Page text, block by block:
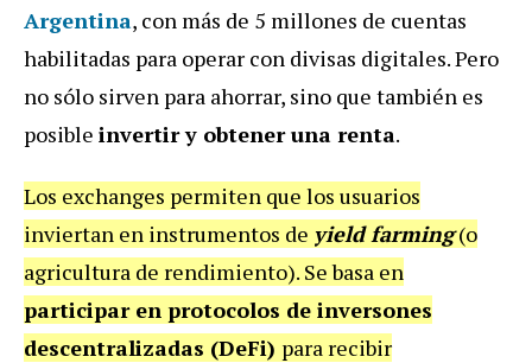
Argentina, con más de 5 millones de cuentas
habilitadas para operar con divisas digitales. Pero
no sólo sirven para ahorrar, sino que también es
posible invertir y obtener una renta.
Los exchanges permiten que los usuarios
inviertan en instrumentos de yield farming(o
agricultura de rendimiento). Se basa en
participar en protocolos de inversones
descentralizadas (DeFi) para recibir